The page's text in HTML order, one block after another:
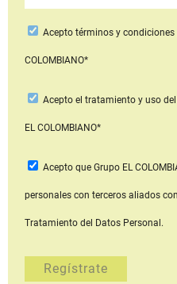
Aceptotérminos y
COLOMBIANO*
Acepto el tratamiento y uso
EL COLOMBIANO*
Acepto que Grupo EL
personales con terceros aliados
Tratamiento del Datos Personal.